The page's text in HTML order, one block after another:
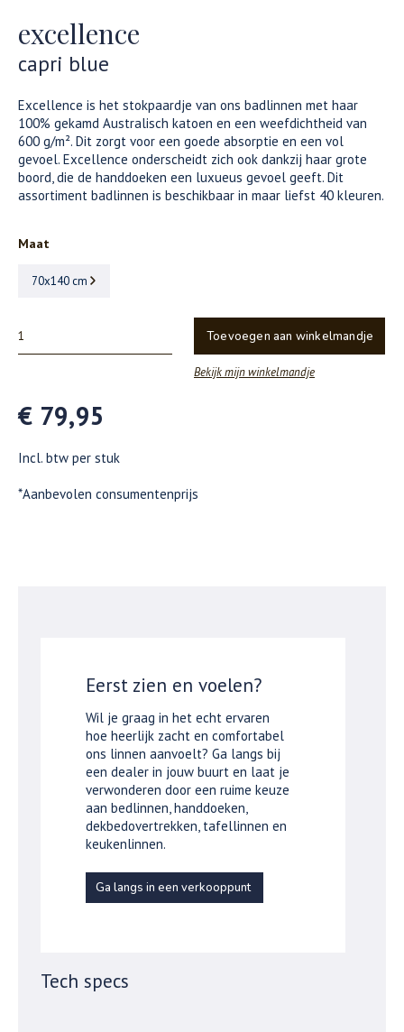
excellence
capri blue
Excellence is het stokpaardje van ons badlinnen met haar
100% gekamd Australisch katoen en een weefdichtheid van
600 g/m². Dit zorgt voor een goede absorptie en een vol
gevoel. Excellence onderscheidt zich ook dankzij haar grote
boord, die de handdoeken een luxueus gevoel geeft. Dit
assortiment badlinnen is beschikbaar in maar liefst 40 kleuren.
Maat
70x140 cm
Toevoegen aan winkelmandje
Bekijk mijn winkelmandje
€ 79,95
Incl. btw per stuk
*Aanbevolen consumentenprijs
Eerst zien en voelen?
Wil je graag in het echt ervaren
hoe heerlijk zacht en comfortabel
ons linnen aanvoelt? Ga langs bij
een dealer in jouw buurt en laat je
verwonderen door een ruime keuze
aan bedlinnen, handdoeken,
dekbedovertrekken, tafellinnen en
keukenlinnen.
Ga langs in een verkooppunt
Tech specs